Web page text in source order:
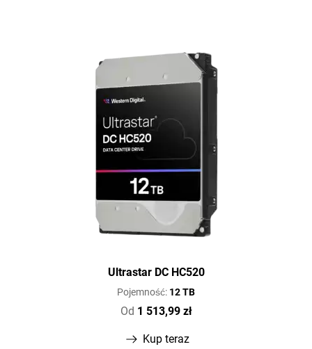
Ultrastar DC HC520
Pojemność: 12 TB
Od 1 513,99 zł
Kup teraz